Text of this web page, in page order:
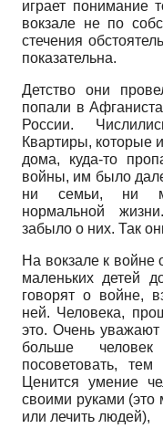
играет понимание
вокзале не по
стечения
показательна.
Детство они
попали в
России.
Квартиры, которые
дома, куда-то
войны, им было
ни семьи, ни
нормальной
забыло о них. Так
На вокзале к войне
маленьких детей
говорят о войне,
ней. Человека,
это. Очень
больше
посоветовать,
Ценится умение
своими руками (это
или лечить людей),